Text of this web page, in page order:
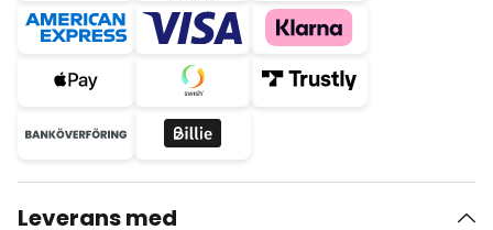
Leverans med